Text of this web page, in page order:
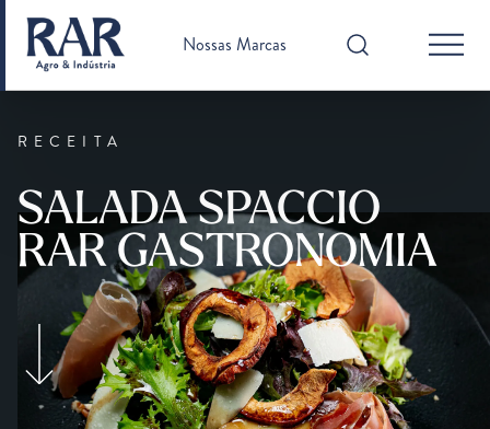
Nossas Marcas
RECEITA
SALADA SPACCIO
RAR GASTRONOMIA